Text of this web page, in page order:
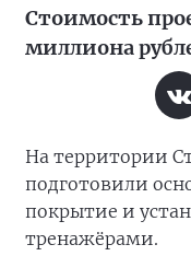
Стоимость
миллиона
На территории
подготовили
покрытие и
тренажёрами.